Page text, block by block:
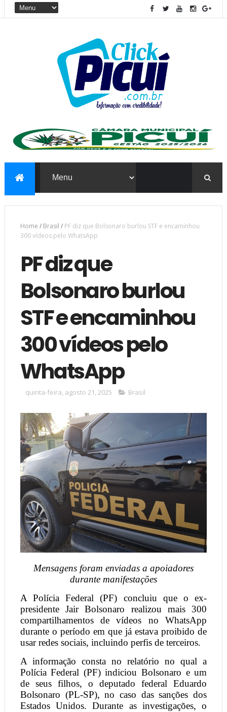
Home / Brasil / PF diz que Bolsonaro burlou STF e encaminhou
300 vídeos pelo WhatsApp
PF diz que
Bolsonaro burlou
STF e encaminhou
300 vídeos pelo
WhatsApp
quinta-feira, agosto 21, 2025 Brasil
Mensagens foram enviadas a apoiadores
durante manifestações
A Polícia Federal (PF) concluiu que o ex-
presidente Jair Bolsonaro realizou mais 300
compartilhamentos de vídeos no WhatsApp
durante o período em que já estava proibido de
usar redes sociais, incluindo perfis de terceiros.
A informação consta no relatório no qual a
Polícia Federal (PF) indiciou Bolsonaro e um
de seus filhos, o deputado federal Eduardo
Bolsonaro (PL-SP), no caso das sanções dos
Estados Unidos. Durante as investigações, o